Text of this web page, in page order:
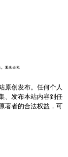
原创发布。任何个人
、发布本站内容到任
著者的合法权益，可